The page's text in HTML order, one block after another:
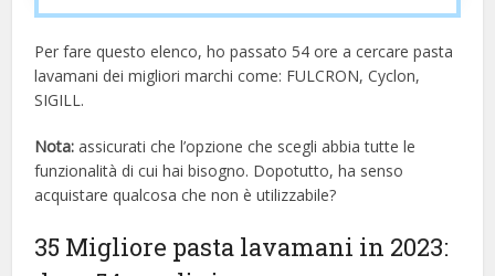
Per fare questo elenco, ho passato 54 ore a cercare pasta
lavamani dei migliori marchi come: FULCRON, Cyclon,
SIGILL.
Nota: assicurati che l’opzione che scegli abbia tutte le
funzionalità di cui hai bisogno. Dopotutto, ha senso
acquistare qualcosa che non è utilizzabile?
35 Migliore pasta lavamani in 2023: